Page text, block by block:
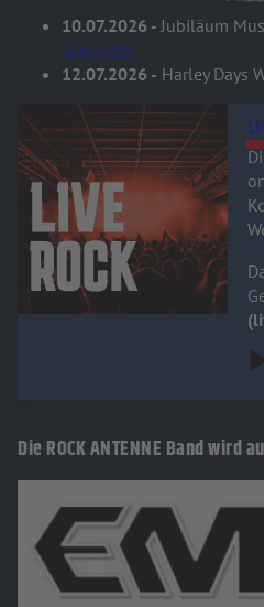
10.07.2026 - Jubiläum
alle Infos
12.07.2026 - Harley Days
Audiotitel - Live Rock
Die ROCK ANTENNE Band wird